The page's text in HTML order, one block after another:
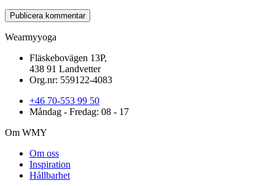
Wearmyyoga
Fläskebovägen 13P,
438 91 Landvetter
Org.nr: 559122-4083
+46 70-553 99 50
Måndag - Fredag: 08 - 17
Om WMY
Om oss
Inspiration
Hållbarhet